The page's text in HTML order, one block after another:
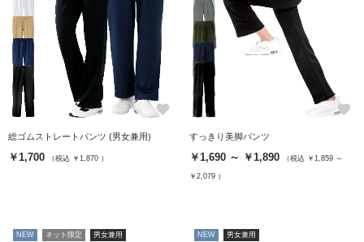
favorite
総ゴムストレートパンツ (男女兼用)
￥1,700 （税込 ￥1,870 ）
favorite
すっきり美脚パンツ
￥1,690 ～ ￥1,890 （税込 ￥1,859 ～
￥2,079 ）
NEW ネット限定 男女兼用 NEW 男女兼用